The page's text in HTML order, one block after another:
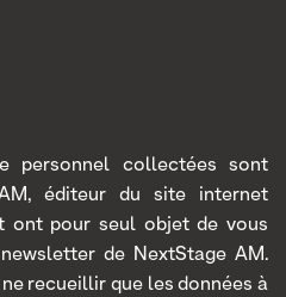
personnel collectées sont
éditeur du site internet
ont pour seul objet de vous
de NextStage AM.
ne recueillir que les données à